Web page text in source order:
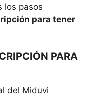
los pasos
para tener
PARA
del Miduvi